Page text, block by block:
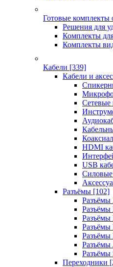
Готовые комплекты
Решения для
Комплекты
Комплекты
Кабели [339]
Кабели и
Сетевые
HDMI
USB
Силовые
Разъёмы [102]
Разъёмы
Разъёмы
Разъёмы
Разъёмы
Разъёмы
Разъёмы
Разъёмы
Переходники